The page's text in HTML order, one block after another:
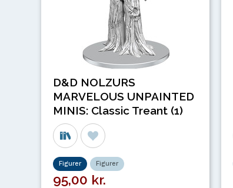
D&D NOLZURS
MARVELOUS UNPAINTED
MINIS: Classic Treant (1)
Figurer Figurer
95,00 kr.